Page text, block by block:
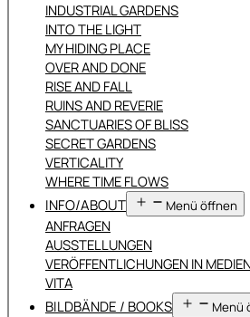
INDUSTRIAL GARDENS
INTO THE LIGHT
MY HIDING PLACE
OVER AND DONE
RISE AND FALL
RUINS AND REVERIE
SANCTUARIES OF BLISS
SECRET GARDENS
VERTICALITY
WHERE TIME FLOWS
INFO/ABOUT Menü öffnen
ANFRAGEN
AUSSTELLUNGEN
VERÖFFENTLICHUNGEN IN
VITA
BILDBÄNDE / BOOKS Menü